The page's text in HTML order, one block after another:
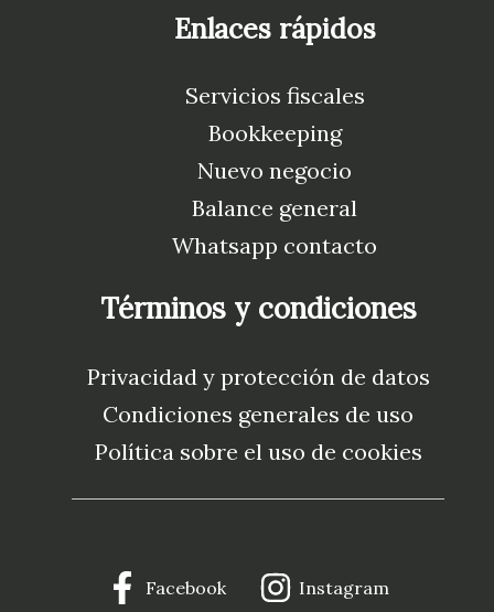
Enlaces rápidos
Servicios fiscales
Bookkeeping
Nuevo negocio
Balance general
Whatsapp contacto
Términos y condiciones
Privacidad y protección de datos
Condiciones generales de uso
Política sobre el uso de cookies
Facebook Instagram